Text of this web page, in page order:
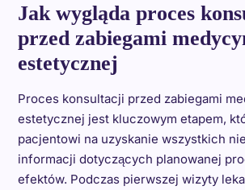
Jak wygląda proces
przed zabiegami
estetycznej
Proces konsultacji przed zabiegami
estetycznej jest kluczowym etapem,
pacjentowi na uzyskanie wszystkich
informacji dotyczących planowanej
efektów. Podczas pierwszej wizyty